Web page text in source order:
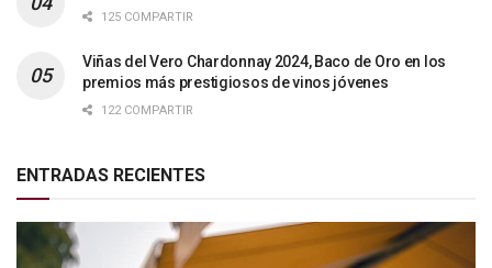
125 COMPARTIR
Viñas del Vero Chardonnay 2024, Baco de Oro en los
premios más prestigiosos de vinos jóvenes
122 COMPARTIR
ENTRADAS RECIENTES